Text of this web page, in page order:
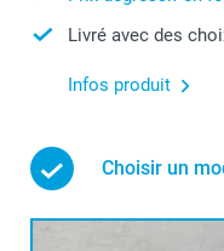
Livré avec des
Infos produit
Choisir un